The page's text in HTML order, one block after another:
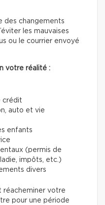
des changements
les mauvaises
ou le courrier envoyé
votre réalité :
crédit
auto et vie
enfants
(permis de
impôts, etc.)
divers
réacheminer votre
pour une période